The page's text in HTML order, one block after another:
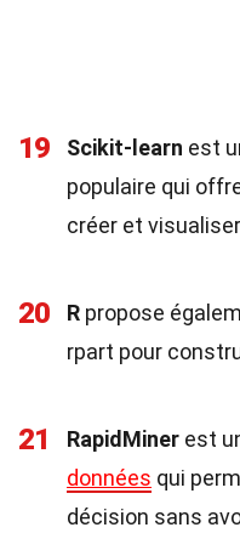
19 Scikit-learn est
populaire qui
créer et
20 R propose
rpart pour
21 RapidMiner est
données qui
décision sans